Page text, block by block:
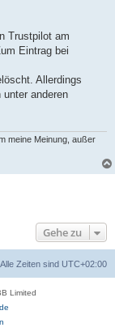
Trustpilot am
Eintrag bei
Allerdings
anderen
meine Meinung, außer
Gehe zu
Alle Zeiten sind UTC+02:00
Limited